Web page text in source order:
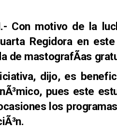
Con motivo de la
Regidora en
de mastografÃ­as
dijo, es
pues este
los